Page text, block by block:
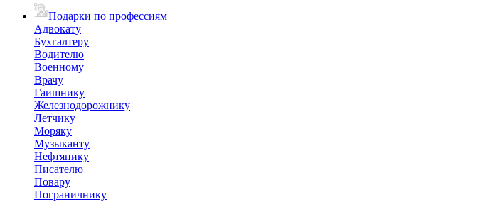
Подарки по профессиям
Адвокату
Бухгалтеру
Водителю
Военному
Врачу
Гаишнику
Железнодорожнику
Летчику
Моряку
Музыканту
Нефтянику
Писателю
Повару
Пограничнику